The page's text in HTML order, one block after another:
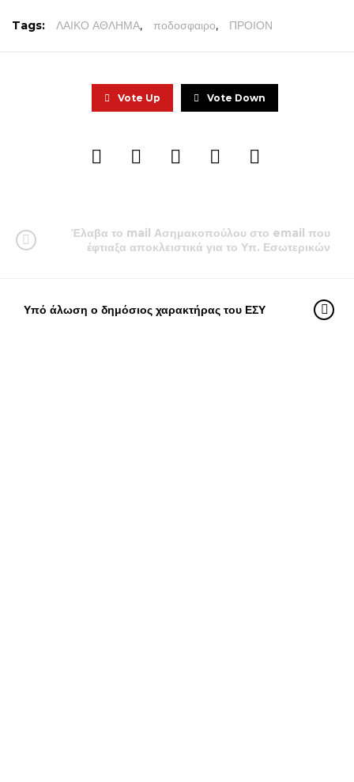
Tags: ΛΑΙΚΟ ΑΘΛΗΜΑ, ποδοσφαιρο, ΠΡΟΙΟΝ
Vote Up Vote Down
Έλαβα το mail Ασημακοπούλου στο email που
έφτιαξα αποκλειστικά για το Υπ. Εσωτερικών
Υπό άλωση ο δημόσιος χαρακτήρας του ΕΣΥ